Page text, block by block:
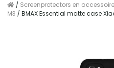
/ Screenprotectors en
M3 / BMAX Essential matte case